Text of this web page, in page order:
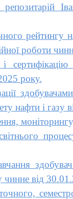
рейтингу
роботи
року.
здобувачами
нафти і газу
моніторингу,
процесу
чинне від